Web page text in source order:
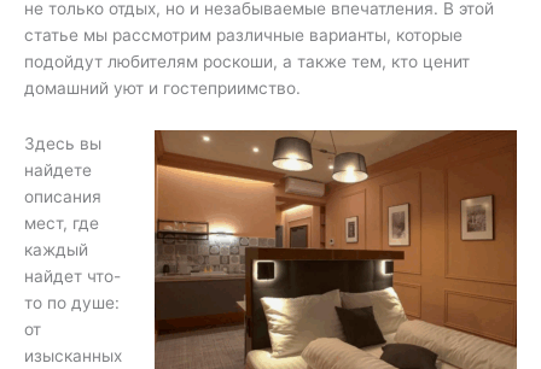
не только отдых, но и незабываемые впечатления. В этой
статье мы рассмотрим различные варианты, которые
подойдут любителям роскоши, а также тем, кто ценит
домашний уют и гостеприимство.
Здесь вы
найдете
описания
мест, где
каждый
найдет что-
то по душе:
от
изысканных